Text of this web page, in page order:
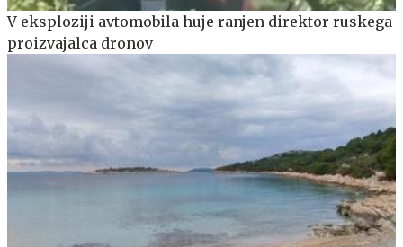
V eksploziji avtomobila huje ranjen direktor ruskega
proizvajalca dronov